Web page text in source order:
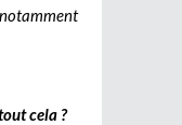
cela ?